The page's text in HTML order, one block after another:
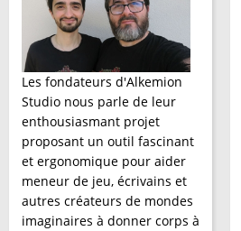
Les fondateurs d'Alkemion
Studio nous parle de leur
enthousiasmant projet
proposant un outil fascinant
et ergonomique pour aider
meneur de jeu, écrivains et
autres créateurs de mondes
imaginaires à donner corps à